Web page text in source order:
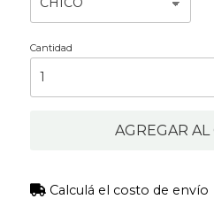
Cantidad
AGREGAR
Calculá el costo de envío